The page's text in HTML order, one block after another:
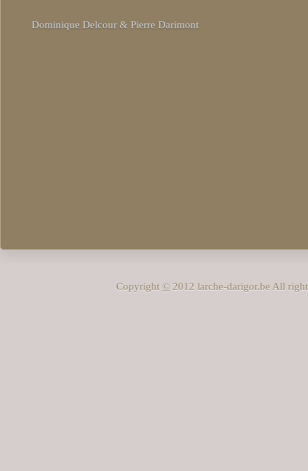
Dominique Delcour & Pierre Darimont
Copyright © 2012 larche-darigor.be All